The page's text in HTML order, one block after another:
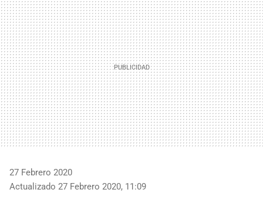
27 Febrero 2020
Actualizado 27 Febrero 2020, 11:09